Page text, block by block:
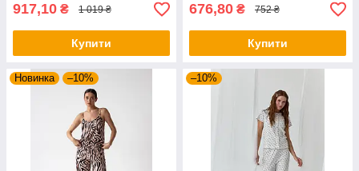
917,10 ₴ 1 019 ₴
Купити
676,80 ₴ 752 ₴
Купити
Новинка –10% –10%